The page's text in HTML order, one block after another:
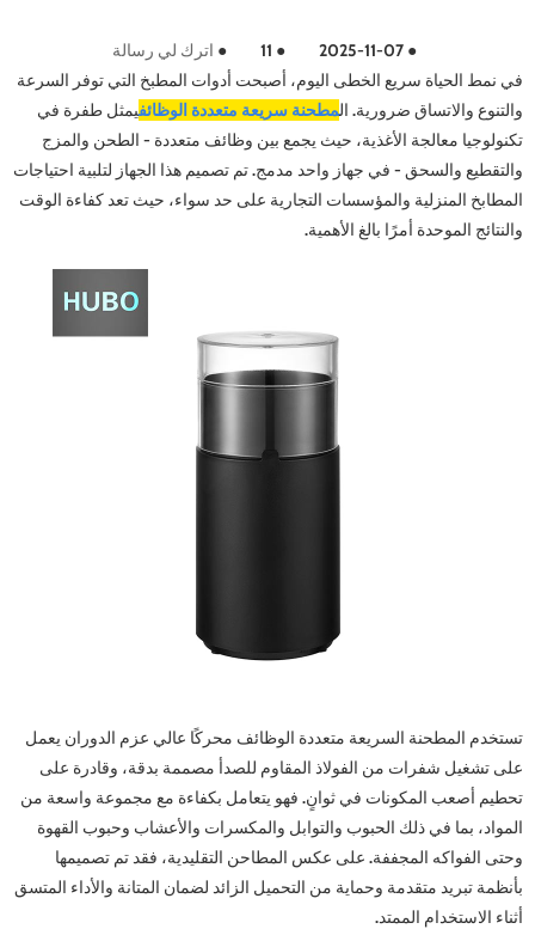
●
2025-11-07
●
11
● اترك لي رسالة
في نمط الحياة سريع الخطى اليوم، أصبحت أدوات المطبخ التي توفر السرعة
والتنوع والاتساق ضرورية. المطحنة سريعة متعددة الوظائفيمثل طفرة في
تكنولوجيا معالجة الأغذية، حيث يجمع بين وظائف متعددة - الطحن والمزج
والتقطيع والسحق - في جهاز واحد مدمج. تم تصميم هذا الجهاز لتلبية احتياجات
المطابخ المنزلية والمؤسسات التجارية على حد سواء، حيث تعد كفاءة الوقت
والنتائج الموحدة أمرًا بالغ الأهمية.
تستخدم المطحنة السريعة متعددة الوظائف محركًا عالي عزم الدوران يعمل
على تشغيل شفرات من الفولاذ المقاوم للصدأ مصممة بدقة، وقادرة على
تحطيم أصعب المكونات في ثوانٍ. فهو يتعامل بكفاءة مع مجموعة واسعة من
المواد، بما في ذلك الحبوب والتوابل والمكسرات والأعشاب وحبوب القهوة
وحتى الفواكه المجففة. على عكس المطاحن التقليدية، فقد تم تصميمها
بأنظمة تبريد متقدمة وحماية من التحميل الزائد لضمان المتانة والأداء المتسق
أثناء الاستخدام الممتد.